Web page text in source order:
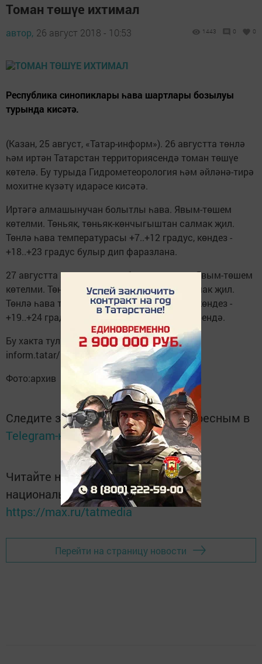
Томан төшүе ихтимал
автор, 26 август 2018 - 10:53 1443 0 0
Республика синопиклары һава шартлары бозылуы
турында кисәтә.
(Казан, 25 август, «Татар-информ»). 26 августта төнлә
һәм иртән Татарстан территориясендә томан төшүе
көтелә. Бу турыда Гидрометеорология һәм әйләнә-тирә
мохитне күзәтү идарәсе кисәтә.
Иртәгә алмашынучан болытлы һава. Явым-төшем
көтелми. Төньяк, төньяк-көнчыгыштан салмак җил.
Төнлә һава температурасы +7..+12 градус, көндез -
+18..+23 градус булыр дип фаразлана.
27 августта алмашынучан болытлы һава. Явым-төшем
көтелми. Төньяк, төньяк-көнчыгыштан салмак җил.
Төнлә һава температурасы +8..+13 градус, көндез -
+19..+24 градус, диелгән синоптиклар хәбәрендә.
Бу хакта тулырак: https://tatar-
inform.tatar/news/2018/08/25/170344/
Фото:архив
Следите за самым важным и интересным в
Telegram-каналеТатмедиа
Читайте новости Татарстана в
национальном мессенджере MАХ:
https://max.ru/tatmedia
Перейти на страницу новости